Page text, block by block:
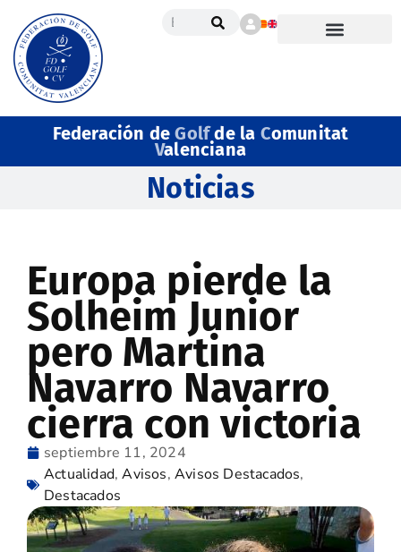
Federación deGolfde la Comunitat
Valenciana
Noticias
Europa pierde la
Solheim Junior
pero Martina
Navarro Navarro
cierra con victoria
septiembre 11, 2024
Actualidad,Avisos,Avisos Destacados,
Destacados